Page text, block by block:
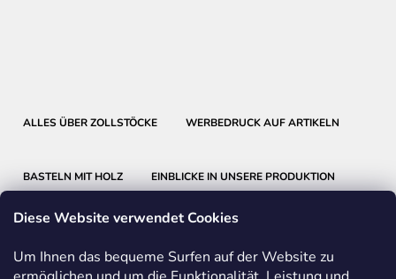
Diese Website verwendet Cookies
Um Ihnen das bequeme Surfen auf der Website zu
ALLES ÜBER ZOLLSTÖCKE WERBEDRUCK AUF ARTIKELN
BASTELN MIT HOLZ EINBLICKE IN UNSERE PRODUKTION